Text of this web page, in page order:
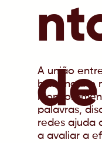
A união
humana é o
palavras,
redes ajuda
a avaliar a